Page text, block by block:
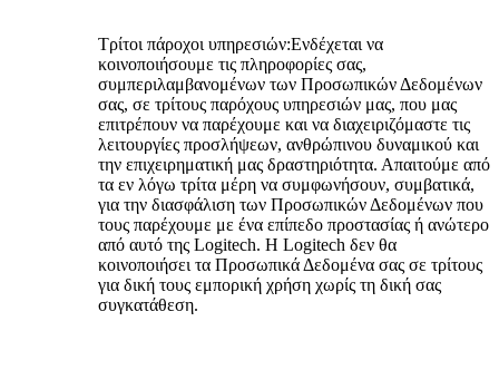
Τρίτοι πάροχοι υπηρεσιών:Ενδέχεται να
κοινοποιήσουμε τις πληροφορίες σας,
συμπεριλαμβανομένων των Προσωπικών Δεδομένων
σας, σε τρίτους παρόχους υπηρεσιών μας, που μας
επιτρέπουν να παρέχουμε και να διαχειριζόμαστε τις
λειτουργίες προσλήψεων, ανθρώπινου δυναμικού και
την επιχειρηματική μας δραστηριότητα. Απαιτούμε από
τα εν λόγω τρίτα μέρη να συμφωνήσουν, συμβατικά,
για την διασφάλιση των Προσωπικών Δεδομένων που
τους παρέχουμε με ένα επίπεδο προστασίας ή ανώτερο
από αυτό της Logitech. Η Logitech δεν θα
κοινοποιήσει τα Προσωπικά Δεδομένα σας σε τρίτους
για δική τους εμπορική χρήση χωρίς τη δική σας
συγκατάθεση.